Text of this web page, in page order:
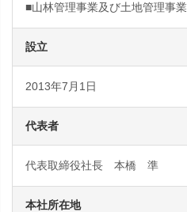
■山林管理事業及び土地管理事業
設立
2013年7月1日
代表者
代表取締役社長 本橋 準
本社所在地